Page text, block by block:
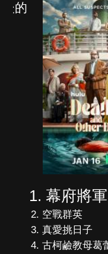
幕府將軍
空戰群英
真愛挑日子
古柯鹼教母葛